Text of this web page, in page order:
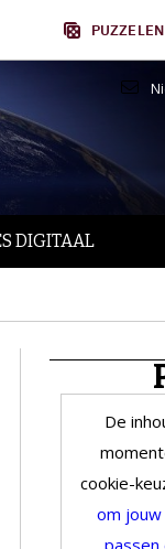
PUZZELEN
DIGITAAL
De
cookie-
om
passen